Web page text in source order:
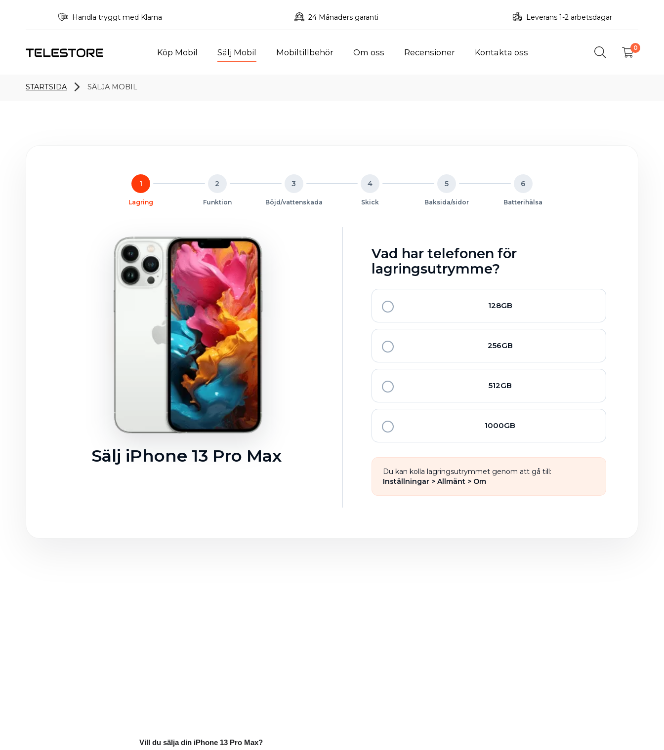
Handla tryggt med Klarna 24 Månaders garanti Leverans 1-2 arbetsdagar
Köp Mobil Sälj Mobil Mobiltillbehör Om oss Recensioner Kontakta oss 0
STARTSIDA SÄLJA MOBIL
1
Lagring
2
Funktion
3
Böjd/vattenskada
4
Skick
5
Baksida/sidor
6
Batterihälsa
Sälj iPhone 13 Pro Max
Vad har telefonen för
lagringsutrymme?
128GB
256GB
512GB
1000GB
Du kan kolla lagringsutrymmet genom att gå till:
Inställningar > Allmänt > Om
Vill du sälja din iPhone 13 Pro Max?